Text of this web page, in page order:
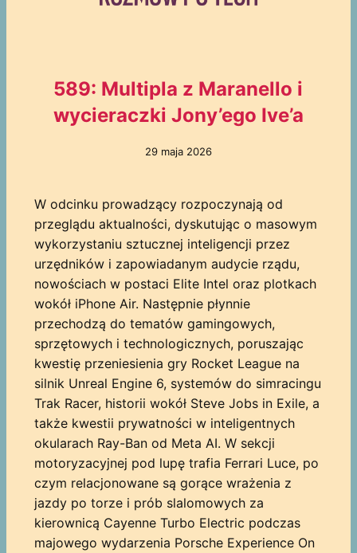
589: Multipla z Maranello i
wycieraczki Jony’ego Ive’a
29 maja 2026
W odcinku prowadzący rozpoczynają od
przeglądu aktualności, dyskutując o masowym
wykorzystaniu sztucznej inteligencji przez
urzędników i zapowiadanym audycie rządu,
nowościach w postaci Elite Intel oraz plotkach
wokół iPhone Air. Następnie płynnie
przechodzą do tematów gamingowych,
sprzętowych i technologicznych, poruszając
kwestię przeniesienia gry Rocket League na
silnik Unreal Engine 6, systemów do simracingu
Trak Racer, historii wokół Steve Jobs in Exile, a
także kwestii prywatności w inteligentnych
okularach Ray-Ban od Meta AI. W sekcji
motoryzacyjnej pod lupę trafia Ferrari Luce, po
czym relacjonowane są gorące wrażenia z
jazdy po torze i prób slalomowych za
kierownicą Cayenne Turbo Electric podczas
majowego wydarzenia Porsche Experience On